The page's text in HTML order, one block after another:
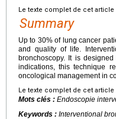
Le texte complet de cet article
Summary
Up to 30% of lung cancer
and quality of life.
bronchoscopy. It is
indications, this technique
oncological management in
Le texte complet de cet article
Mots clés : Endoscopie
Keywords : Interventional